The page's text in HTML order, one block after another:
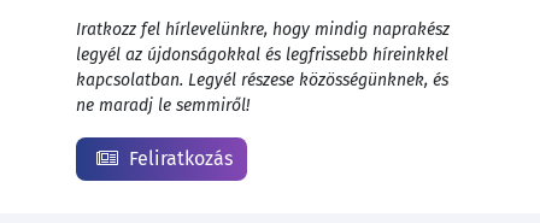
Iratkozz fel hírlevelünkre, hogy mindig naprakész
legyél az újdonságokkal és legfrissebb híreinkkel
kapcsolatban. Legyél részese közösségünknek, és
ne maradj le semmiről!
Feliratkozás